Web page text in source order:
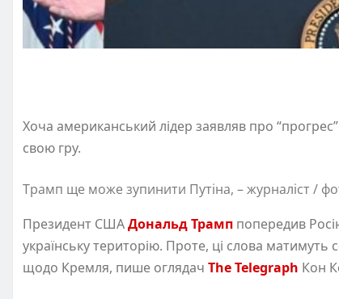
Хоча американський лідер заявляв про
свою гру.
Трамп ще може зупинити Путіна, – журналіст /
Президент СШАДональд Трамп попередив
українську територію. Проте, ці слова матимуть
щодо Кремля, пише оглядач The Telegraph Кон